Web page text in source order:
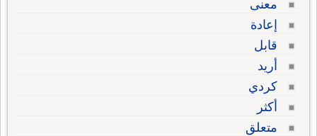
معنى
إعادة
قابل
أريد
كردي
أكثر
متعلق